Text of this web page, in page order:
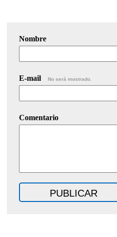
Nombre
E-mail No será mostrado.
Comentario